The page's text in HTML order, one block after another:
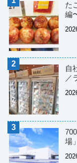
た
編
自
／
場